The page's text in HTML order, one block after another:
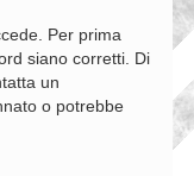
Per prima
siano corretti. Di
un
o potrebbe